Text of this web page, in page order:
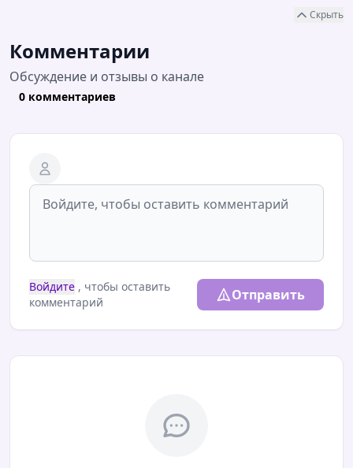
Скрыть
Комментарии
Обсуждение и отзывы о канале
0 комментариев
Войдите , чтобы оставить
комментарий
Отправить